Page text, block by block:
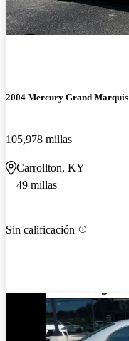
2004 Mercury Grand Marquis
105,978 millas
Carrollton, KY
49 millas
Sin calificación